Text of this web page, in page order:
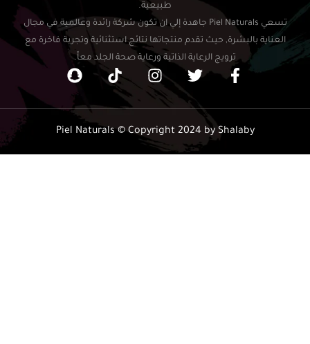
طبيعية.
تسعي Piel Naturals جاهدة إلي ان تكون شركة رائدة وعالمية في مجال
العناية بالبشرة, حيث تقدم منتجاتها نتائج استثنائية وتجربة فاخرة مع
ترويج الرعاية الذاتية ورعاية صحة الجلد معاً.
Piel Naturals © Copyright 2024 by Shalaby